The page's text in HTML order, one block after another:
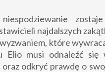
najdalszych
które
Elio musi odnaleźć się
odkryć prawdę o